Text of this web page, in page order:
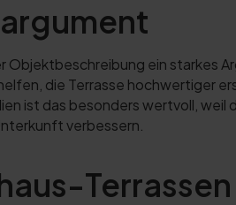
Objektbeschreibung ein
die Terrasse hochwertiger
ist das besonders wertvoll,
verbessern.
Terrassen